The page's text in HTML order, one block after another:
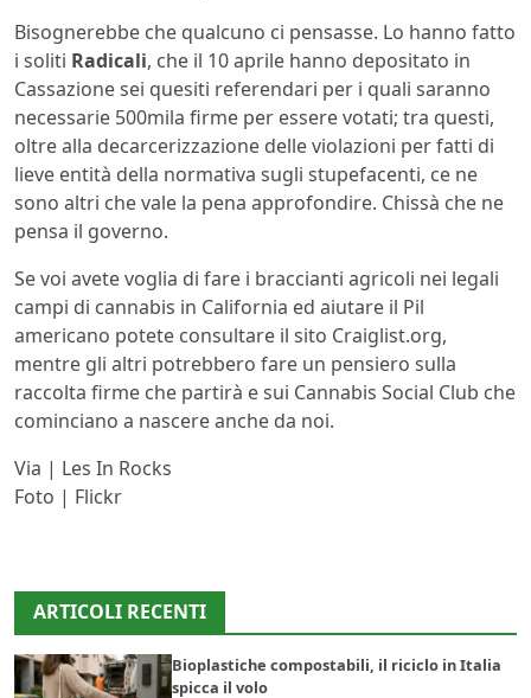
Bisognerebbe che qualcuno ci pensasse. Lo hanno fatto
i soliti Radicali, che il 10 aprile hanno depositato in
Cassazione sei quesiti referendari per i quali saranno
necessarie 500mila firme per essere votati; tra questi,
oltre alla decarcerizzazione delle violazioni per fatti di
lieve entità della normativa sugli stupefacenti, ce ne
sono altri che vale la pena approfondire. Chissà che ne
pensa il governo.
Se voi avete voglia di fare i braccianti agricoli nei legali
campi di cannabis in California ed aiutare il Pil
americano potete consultare il sito Craiglist.org,
mentre gli altri potrebbero fare un pensiero sulla
raccolta firme che partirà e sui Cannabis Social Club che
cominciano a nascere anche da noi.
Via | Les In Rocks
Foto | Flickr
ARTICOLI RECENTI
Bioplastiche compostabili, il riciclo in Italia
spicca il volo